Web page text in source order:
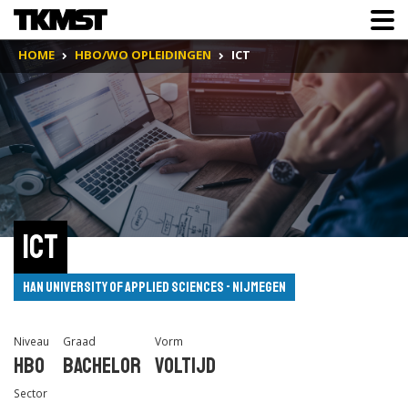
HOME HBO/WO OPLEIDINGEN ICT
ICT
HAN University of Applied Sciences - Nijmegen
Niveau
Hbo
Graad
Bachelor
Vorm
Voltijd
Sector